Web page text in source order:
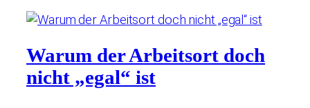
Warum der Arbeitsort doch
nicht „egal“ ist